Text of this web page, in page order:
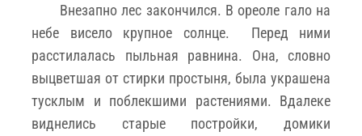
Внезапно лес закончился. В ореоле гало на
небе висело крупное солнце. Перед ними
расстилалась пыльная равнина. Она, словно
выцветшая от стирки простыня, была украшена
тусклым и поблекшими растениями. Вдалеке
виднелись старые постройки, домики